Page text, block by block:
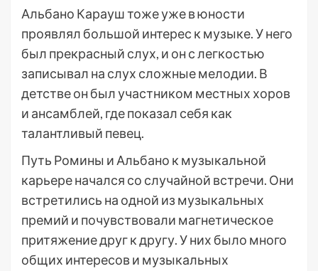
Альбано Карауш тоже уже в юности
проявлял большой интерес к музыке. У него
был прекрасный слух, и он с легкостью
записывал на слух сложные мелодии. В
детстве он был участником местных хоров
и ансамблей, где показал себя как
талантливый певец.
Путь Ромины и Альбано к музыкальной
карьере начался со случайной встречи. Они
встретились на одной из музыкальных
премий и почувствовали магнетическое
притяжение друг к другу. У них было много
общих интересов и музыкальных